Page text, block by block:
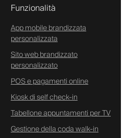
Funzionalità
App mobile brandizzata
personalizzata
Sito web brandizzato
personalizzato
POS e pagamenti online
Kiosk di self check-in
Tabellone appuntamenti per TV
Gestione della coda walk-in